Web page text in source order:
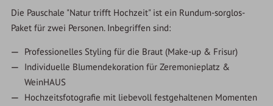
Die Pauschale "Natur trifft Hochzeit" ist ein Rundum-sorglos-
Paket für zwei Personen. Inbegriffen sind:
Professionelles Styling für die Braut (Make-up & Frisur)
Individuelle Blumendekoration für Zeremonieplatz &
WeinHAUS
Hochzeitsfotografie mit liebevoll festgehaltenen Momenten